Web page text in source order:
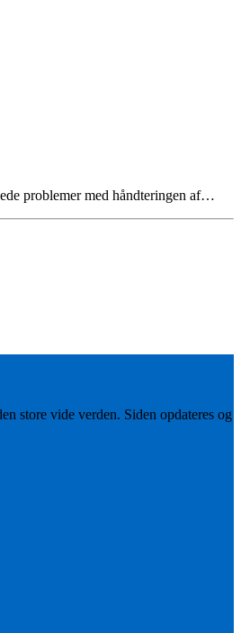
problemer med håndteringen af…
store vide verden. Siden opdateres og